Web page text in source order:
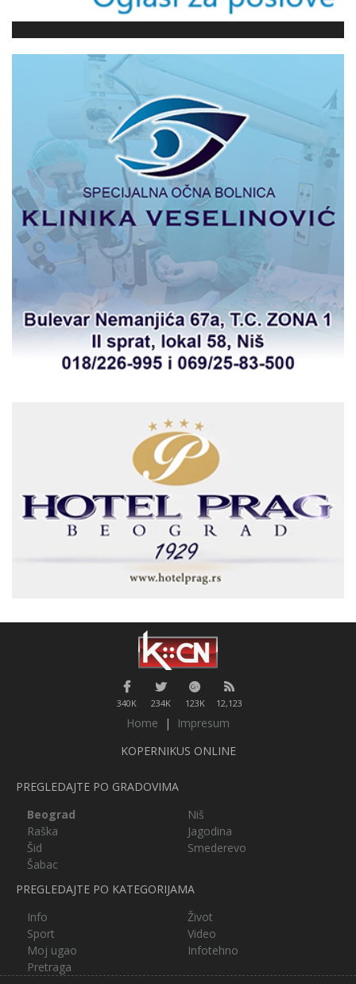
340K 234K 123K 12,123
Home |
Impresum
KOPERNIKUS ONLINE
PREGLEDAJTE PO GRADOVIMA
Beograd
Niš
Raška
Jagodina
Šid
Smederevo
Šabac
PREGLEDAJTE PO KATEGORIJAMA
Info
Život
Sport
Video
Moj ugao
Infotehno
Pretraga